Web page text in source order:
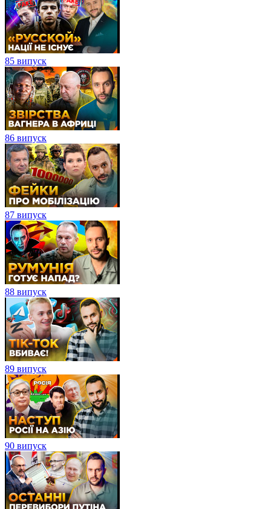
85 випуск
86 випуск
87 випуск
88 випуск
89 випуск
90 випуск